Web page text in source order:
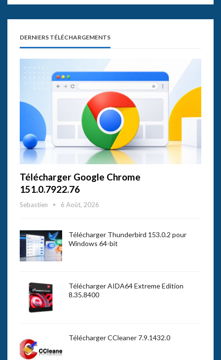
DERNIERS TÉLÉCHARGEMENTS
Télécharger Google Chrome
151.0.7922.76
Sebastien 6 Août, 2026
Télécharger Thunderbird 153.0.2 pour
Windows 64-bit
Télécharger AIDA64 Extreme Edition
8.35.8400
Télécharger CCleaner 7.9.1432.0